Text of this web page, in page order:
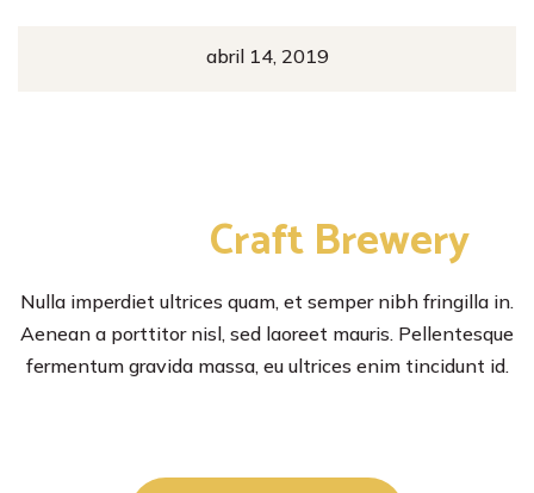
abril 14, 2019
Craft Brewery
Nulla imperdiet ultrices quam, et semper nibh fringilla in.
Aenean a porttitor nisl, sed laoreet mauris. Pellentesque
fermentum gravida massa, eu ultrices enim tincidunt id.